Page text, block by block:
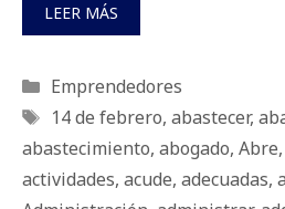
LEER MÁS
Categorías
Emprendedores
Etiquetas
14 de febrero, abastecer,
abastecimiento, abogado, Abre,
actividades, acude, adecuadas,